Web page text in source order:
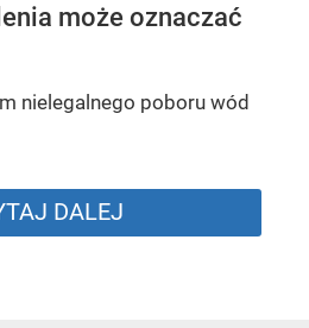
może oznaczać
nielegalnego poboru wód
DALEJ